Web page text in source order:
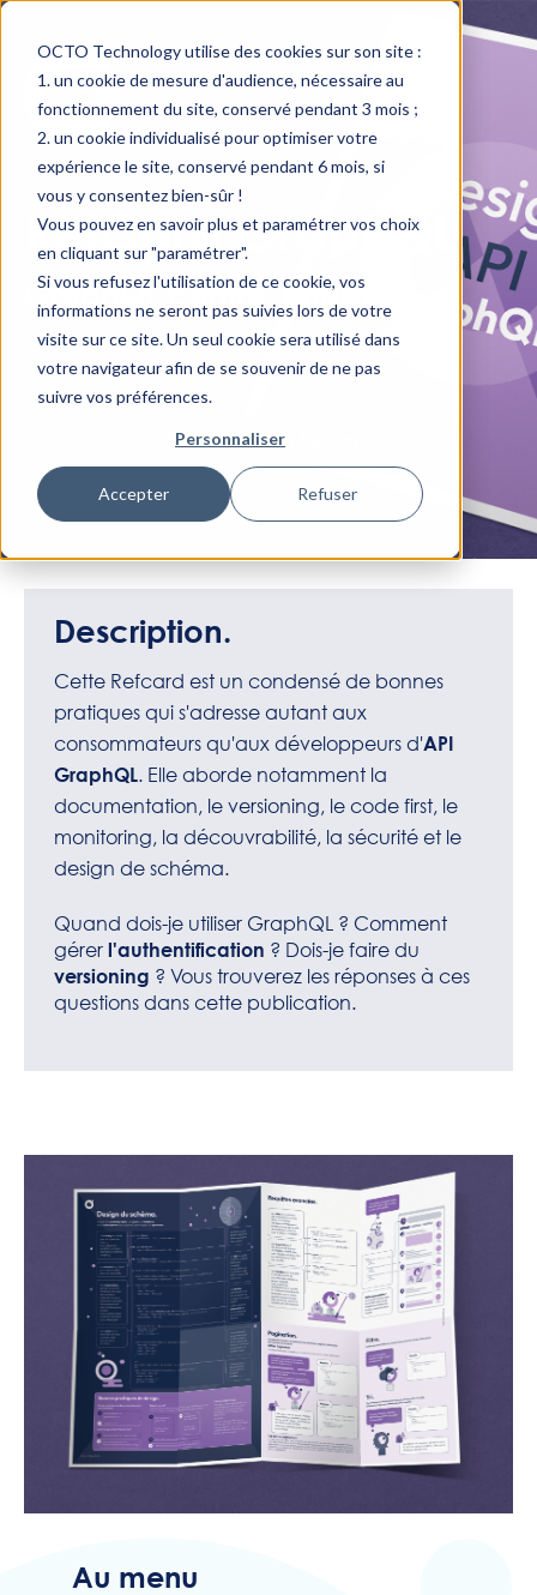
OCTO Technology utilise des cookies sur son site :
un cookie de mesure d'audience, nécessaire au
fonctionnement du site, conservé pendant 3 mois ;
un cookie individualisé pour optimiser votre
expérience le site, conservé pendant 6 mois, si
vous y consentez bien-sûr !
Vous pouvez en savoir plus et paramétrer vos choix
en cliquant sur "paramétrer".
Si vous refusez l'utilisation de ce cookie, vos
informations ne seront pas suivies lors de votre
visite sur ce site. Un seul cookie sera utilisé dans
votre navigateur afin de se souvenir de ne pas
suivre vos préférences.
Personnaliser
Accepter Refuser
RefCard GraphQL
GraphQL contre-attaque !
Télécharger la RefCard
Description.
Cette Refcard est un condensé de bonnes
pratiques qui s'adresse autant aux
consommateurs qu'aux développeurs d'API
GraphQL. Elle aborde notamment la
documentation, le versioning, le code first, le
monitoring, la découvrabilité, la sécurité et le
design de schéma.
Quand dois-je utiliser GraphQL ? Comment
gérer l'authentification ? Dois-je faire du
versioning ? Vous trouverez les réponses à ces
questions dans cette publication.
Au menu